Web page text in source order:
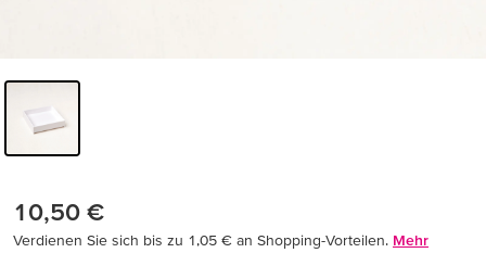
10,50 €
Verdienen Sie sich bis zu 1,05 € an Shopping-Vorteilen. Mehr